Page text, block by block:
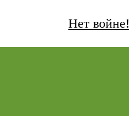
Нет войне!